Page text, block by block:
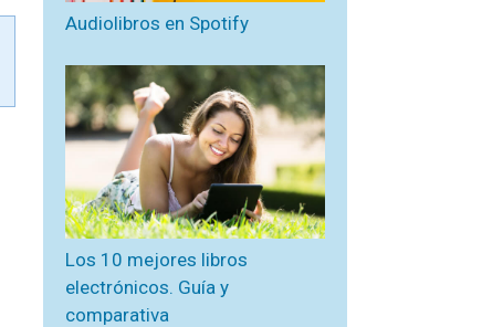
Audiolibros en Spotify
Los 10 mejores libros
electrónicos. Guía y
comparativa